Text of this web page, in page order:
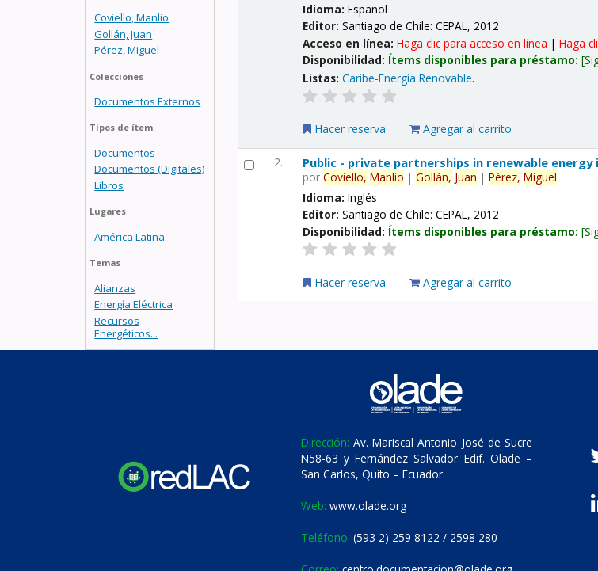
Coviello, Manlio
Gollán, Juan
Pérez, Miguel
Colecciones
Documentos Externos
Tipos de ítem
Documentos
Documentos (Digitales)
Libros
Lugares
América Latina
Temas
Alianzas
Energía Eléctrica
Recursos
Energéticos...
Idioma:Español
Editor:Santiago de Chile: CEPAL, 2012
Acceso en línea:Haga clic para acceso en línea |Haga
Disponibilidad: Ítems disponibles para préstamo:
Listas: Caribe-Energía Renovable.
Hacer reserva Agregar al carrito
2. Public - private partnerships in renewable energy
porCoviello, Manlio |Gollán, Juan |Pérez, Miguel.
Idioma:Inglés
Editor:Santiago de Chile: CEPAL, 2012
Disponibilidad: Ítems disponibles para préstamo:
Hacer reserva Agregar al carrito
Dirección: Av. Mariscal Antonio José de Sucre
N58-63 y Fernández Salvador Edif. Olade –
San Carlos, Quito – Ecuador.
Web: www.olade.org
Teléfono: (593 2) 259 8122 / 2598 280